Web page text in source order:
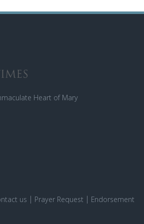
Heart of Mary
us Prayer Request
Endorsement